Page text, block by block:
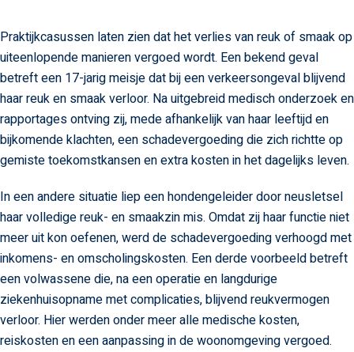
Praktijkcasussen laten zien dat het verlies van reuk of smaak op
uiteenlopende manieren vergoed wordt. Een bekend geval
betreft een 17-jarig meisje dat bij een verkeersongeval blijvend
haar reuk en smaak verloor. Na uitgebreid medisch onderzoek en
rapportages ontving zij, mede afhankelijk van haar leeftijd en
bijkomende klachten, een schadevergoeding die zich richtte op
gemiste toekomstkansen en extra kosten in het dagelijks leven.
In een andere situatie liep een hondengeleider door neusletsel
haar volledige reuk- en smaakzin mis. Omdat zij haar functie niet
meer uit kon oefenen, werd de schadevergoeding verhoogd met
inkomens- en omscholingskosten. Een derde voorbeeld betreft
een volwassene die, na een operatie en langdurige
ziekenhuisopname met complicaties, blijvend reukvermogen
verloor. Hier werden onder meer alle medische kosten,
reiskosten en een aanpassing in de woonomgeving vergoed.